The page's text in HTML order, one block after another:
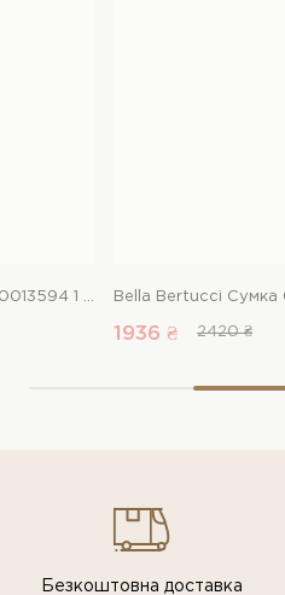
1936 ₴ 2420 ₴
Безкоштовна доставка